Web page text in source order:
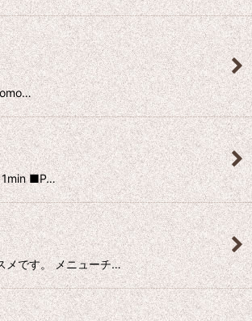
■P…
メです。 メニューチ…